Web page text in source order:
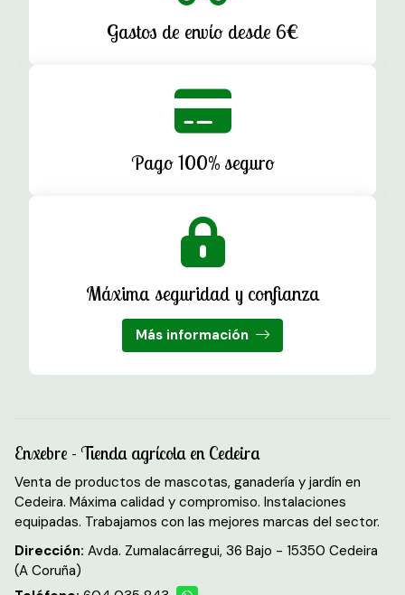
Gastos de envío desde 6€
Pago 100% seguro
Máxima seguridad y confianza
Más información
Enxebre - Tienda agrícola en Cedeira
Venta de productos de mascotas, ganadería y jardín en
Cedeira. Máxima calidad y compromiso. Instalaciones
equipadas. Trabajamos con las mejores marcas del sector.
Dirección: Avda. Zumalacárregui, 36 Bajo - 15350 Cedeira
(A Coruña)